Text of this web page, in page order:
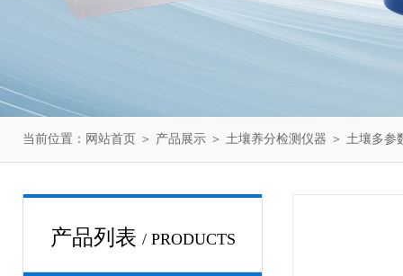
当前位置： 网站首页 ＞ 产品展示 ＞ 土壤养分检测仪器 ＞ 土壤多参
产品列表 / PRODUCTS